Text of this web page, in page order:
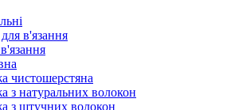
в'язання
чистошерстяна
з натуральних волокон
з штучних волокон